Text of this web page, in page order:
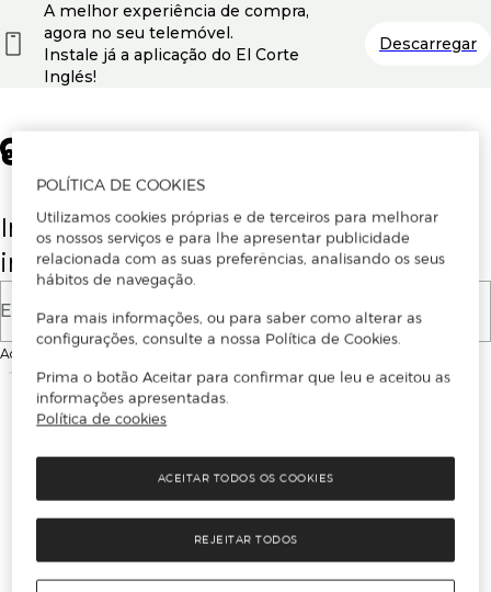
Insira o seu email para se registar ou
iniciar sessão.
E-mail
Ao continuar, aceitas as
A melhor experiência de compra,
agora no seu telemóvel.
Instale já a aplicação do El Corte
Inglés!
Descarregar
POLÍTICA DE COOKIES
Utilizamos cookies próprias e de terceiros para melhorar
os nossos serviços e para lhe apresentar publicidade
relacionada com as suas preferências, analisando os seus
hábitos de navegação.
Para mais informações, ou para saber como alterar as
configurações, consulte a nossa Política de Cookies.
Prima o botão Aceitar para confirmar que leu e aceitou as
informações apresentadas.
Política de cookies
REJEITAR TODOS
ACEITAR TODOS OS COOKIES